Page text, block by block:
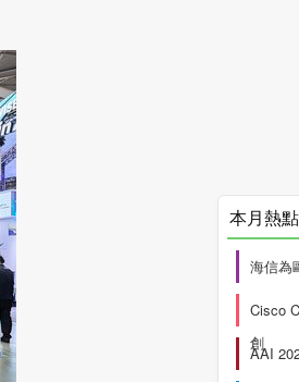
本月熱點
海信為
Cisco
創
AAI